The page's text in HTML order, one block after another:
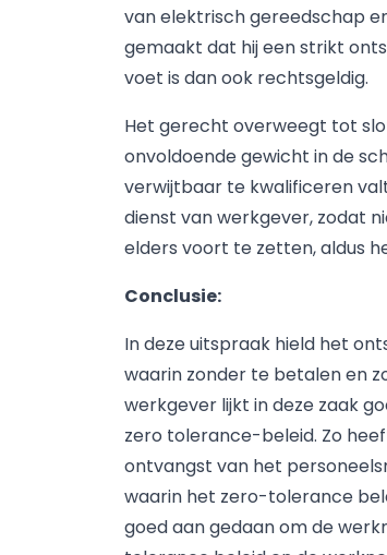
van elektrisch gereedschap
gemaakt dat hij een strikt
voet is dan ook rechtsgeldig.
Het gerecht overweegt tot
onvoldoende gewicht in de
verwijtbaar te kwalificeren
dienst van werkgever, zodat
elders voort te zetten, aldus
Conclusie:
In deze uitspraak hield het
waarin zonder te betalen en
werkgever lijkt in deze zaak
zero tolerance-beleid. Zo
ontvangst van het
waarin het zero-tolerance
goed aan gedaan om de